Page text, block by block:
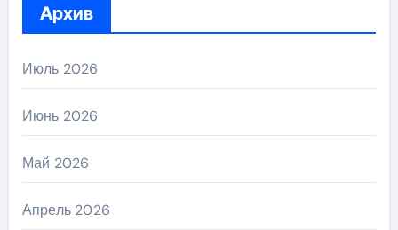
Архив
Июль 2026
Июнь 2026
Май 2026
Апрель 2026